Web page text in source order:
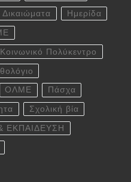
Ημερίδα
Κοινωνικό Πολύκεντρο
ΟΛΜΕ Πάσχα
Σχολική βία